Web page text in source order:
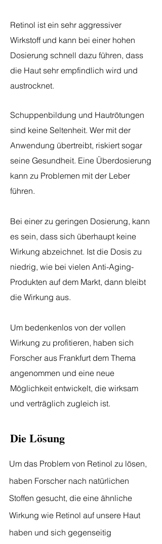
Retinol ist ein sehr aggressiver
Wirkstoff und kann bei einer hohen
Dosierung schnell dazu führen, dass
die Haut sehr empfindlich wird und
austrocknet.
Schuppenbildung und Hautrötungen
sind keine Seltenheit. Wer mit der
Anwendung übertreibt, riskiert sogar
seine Gesundheit. Eine Überdosierung
kann zu Problemen mit der Leber
führen.
Bei einer zu geringen Dosierung, kann
es sein, dass sich überhaupt keine
Wirkung abzeichnet. Ist die Dosis zu
niedrig, wie bei vielen Anti-Aging-
Produkten auf dem Markt, dann bleibt
die Wirkung aus.
Um bedenkenlos von der vollen
Wirkung zu profitieren, haben sich
Forscher aus Frankfurt dem Thema
angenommen und eine neue
Möglichkeit entwickelt, die wirksam
und verträglich zugleich ist.
Die Lösung
​Um das Problem von Retinol zu lösen,
haben Forscher nach natürlichen
Stoffen gesucht, die eine ähnliche
Wirkung wie Retinol auf unsere Haut
haben und sich gegenseitig